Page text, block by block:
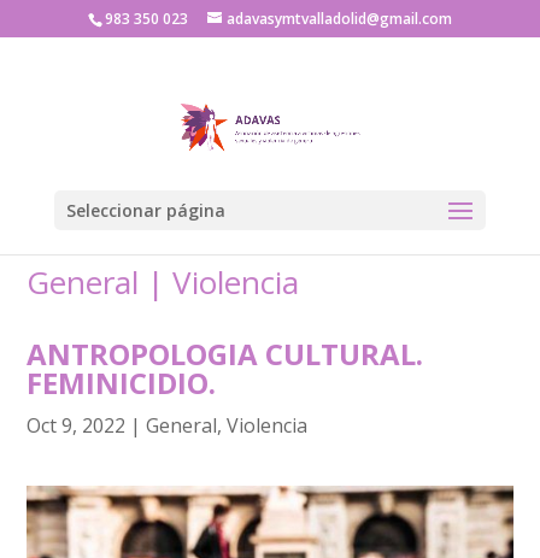
983 350 023 adavasymtvalladolid@gmail.com
Seleccionar página
General |Violencia
ANTROPOLOGIA CULTURAL.
FEMINICIDIO.
Oct 9, 2022 |General,Violencia